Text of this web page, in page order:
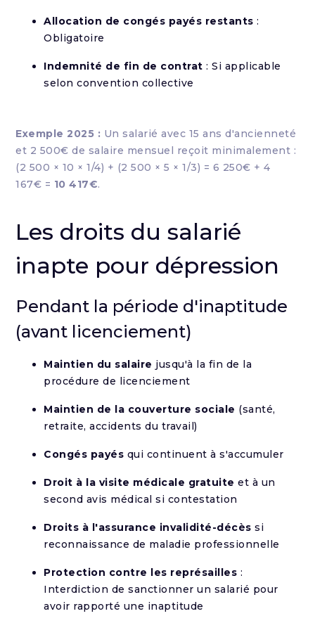
Allocation de congés payés restants :
Obligatoire
Indemnité de fin de contrat : Si applicable
selon convention collective
Exemple 2025 : Un salarié avec 15 ans d'ancienneté
et 2 500€ de salaire mensuel reçoit minimalement :
(2 500 × 10 × 1/4) + (2 500 × 5 × 1/3) = 6 250€ + 4
167€ = 10 417€.
Les droits du salarié
inapte pour dépression
Pendant la période d'inaptitude
(avant licenciement)
Maintien du salaire jusqu'à la fin de la
procédure de licenciement
Maintien de la couverture sociale (santé,
retraite, accidents du travail)
Congés payés qui continuent à s'accumuler
Droit à la visite médicale gratuite et à un
second avis médical si contestation
Droits à l'assurance invalidité-décès si
reconnaissance de maladie professionnelle
Protection contre les représailles :
Interdiction de sanctionner un salarié pour
avoir rapporté une inaptitude